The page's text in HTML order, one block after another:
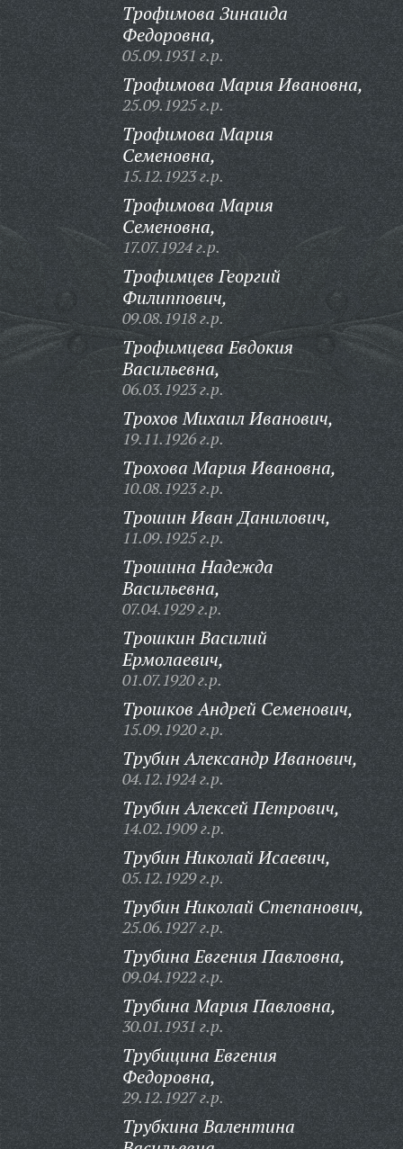
Трофимова Зинаида
Федоровна,
05.09.1931 г.р.
Трофимова Мария Ивановна,
25.09.1925 г.р.
Трофимова Мария
Семеновна,
15.12.1923 г.р.
Трофимова Мария
Семеновна,
17.07.1924 г.р.
Трофимцев Георгий
Филиппович,
09.08.1918 г.р.
Трофимцева Евдокия
Васильевна,
06.03.1923 г.р.
Трохов Михаил Иванович,
19.11.1926 г.р.
Трохова Мария Ивановна,
10.08.1923 г.р.
Трошин Иван Данилович,
11.09.1925 г.р.
Трошина Надежда
Васильевна,
07.04.1929 г.р.
Трошкин Василий
Ермолаевич,
01.07.1920 г.р.
Трошков Андрей Семенович,
15.09.1920 г.р.
Трубин Александр Иванович,
04.12.1924 г.р.
Трубин Алексей Петрович,
14.02.1909 г.р.
Трубин Николай Исаевич,
05.12.1929 г.р.
Трубин Николай Степанович,
25.06.1927 г.р.
Трубина Евгения Павловна,
09.04.1922 г.р.
Трубина Мария Павловна,
30.01.1931 г.р.
Трубицина Евгения
Федоровна,
29.12.1927 г.р.
Трубкина Валентина